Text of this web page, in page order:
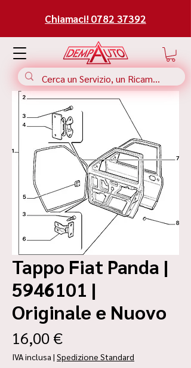
Chiamaci! 0782 37392
Tappo Fiat Panda |
5946101 |
Originale e Nuovo
16,00 €Prezzo
IVA inclusa | Spedizione Standard